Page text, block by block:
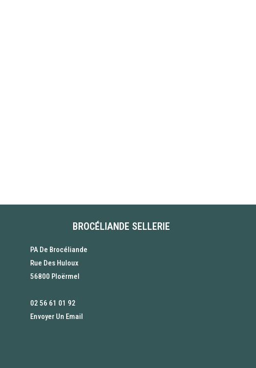
BROCÉLIANDE SELLERIE
PA De Brocéliande
Rue Des Huloux
56800 Ploërmel
02 56 61 01 92
Envoyer Un Email